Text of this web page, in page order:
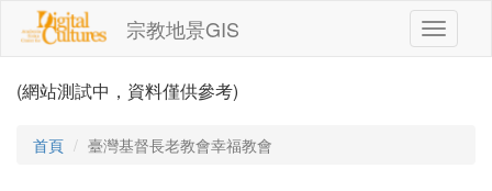
移至主內容
宗教地景GIS
Toggle
(網站測試中，資料僅供參考)
首頁 臺灣基督長老教會幸福教會